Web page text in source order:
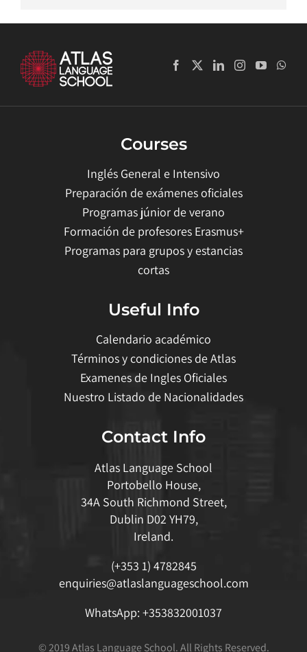
Courses
Inglés General e Intensivo
Preparación de exámenes oficiales
Programas júnior de verano
Formación de profesores Erasmus+
Programas para grupos y estancias
cortas
Useful Info
Calendario académico
Términos y condiciones de Atlas
Examenes de Ingles Oficiales
Nuestro Listado de Nacionalidades
Contact Info
Atlas Language School
Portobello House,
34A South Richmond Street,
Dublin D02 YH79,
Ireland.
(+353 1) 4782845
enquiries@atlaslanguageschool.com
WhatsApp: +353832001037
© 2019 Atlas Language School. All Rights Reserved.